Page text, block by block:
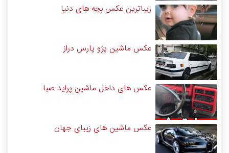
زیباترین عکس بچه های دنیا
عکس ماشین پژو پارس دراز
عکس های داخل ماشین پراید صبا
عکس ماشین های زیبای جهان